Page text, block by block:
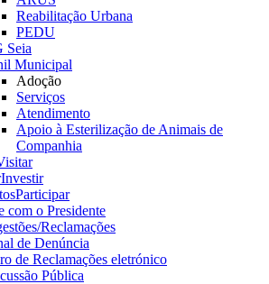
Reabilitação Urbana
PEDU
Seia
Municipal
Adoção
Serviços
Atendimento
Apoio à Esterilização de Animais de
Companhia
Investir
Participar
com o Presidente
Reclamações
de Denúncia
de Reclamações eletrónico
Pública